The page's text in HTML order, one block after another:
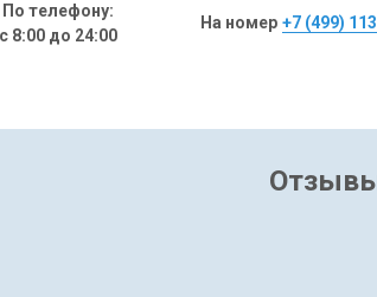
По телефону:
с 8:00 до 24:00
На номер +7 (499)